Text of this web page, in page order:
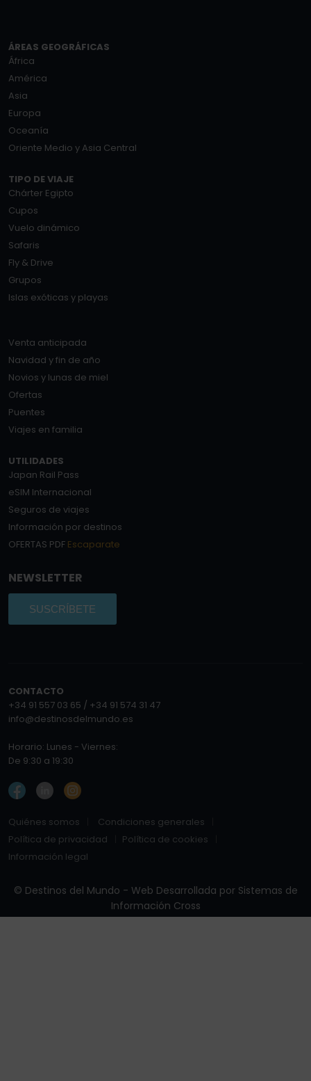
ÁREAS GEOGRÁFICAS
África
América
Asia
Europa
Oceanía
Oriente Medio y Asia Central
TIPO DE VIAJE
Chárter Egipto
Cupos
Vuelo dinámico
Safaris
Fly & Drive
Grupos
Islas exóticas y playas
Venta anticipada
Navidad y fin de año
Novios y lunas de miel
Ofertas
Puentes
Viajes en familia
UTILIDADES
Japan Rail Pass
eSIM Internacional
Seguros de viajes
Información por destinos
OFERTAS PDF Escaparate
NEWSLETTER
SUSCRÍBETE
CONTACTO
+34 91 557 03 65 / +34 91 574 31 47
info@destinosdelmundo.es
Horario: Lunes - Viernes:
De 9:30 a 19:30
Quiénes somos
Condiciones generales
Política de privacidad
Política de cookies
Información legal
© Destinos del Mundo - Web Desarrollada por Sistemas de
Información Cross